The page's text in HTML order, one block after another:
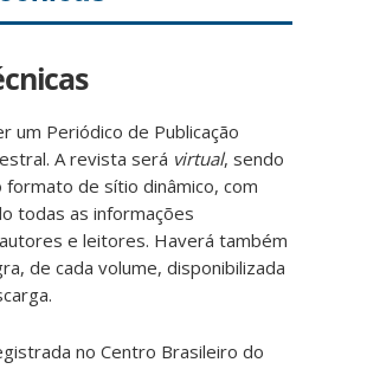
um Periódico de Publicação
A revista será virtual, sendo
formato de sítio dinâmico, com
todas as informações
e leitores. Haverá também
de cada volume, disponibilizada
no Centro Brasileiro do